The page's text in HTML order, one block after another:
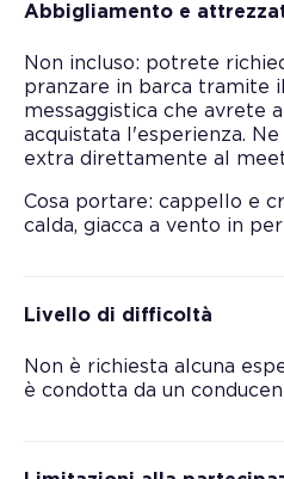
Abbigliamento e
Non incluso: potrete
pranzare in barca tramite
messaggistica che avrete
acquistata l'esperienza.
extra direttamente al
Cosa portare: cappello e
calda, giacca a vento in
Livello di difficoltà
Non è richiesta alcuna
è condotta da un